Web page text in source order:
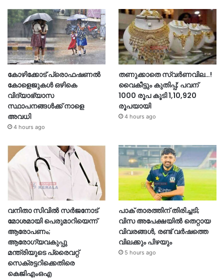
കോഴിക്കോട് പ്രൊഫഷണൽ
കോളെജുകൾ ഒഴികെ
വിദ്യാഭ്യാസ
സ്ഥാപനങ്ങൾക്ക് നാളെ
അവധി
4 hours ago
തണുക്കാതെ സ്വർണവില…!
വൈകീട്ടും കുതിപ്പ്; പവന്
1000 രൂപ കൂടി 1,10,920
രൂപയായി
4 hours ago
വനിതാ സിവിൽ സർജനോട്
മോശമായി പെരുമാറിയെന്ന്
ആരോപണം;
ആരോഗ്യവകുപ്പു
മന്ത്രിയുടെ പ്രൈവറ്റ്
സെക്രട്ടറിക്കെതിരെ
കെജിഎംഒഎ
പാക് താരത്തിന് തിരിച്ചടി;
വിസ അപേക്ഷയിൽ തെറ്റായ
വിവരങ്ങൾ, രണ്ട് വർഷത്തെ
വിലക്കും പിഴയും
5 hours ago